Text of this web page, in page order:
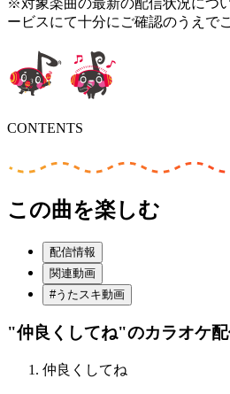
ービスにて十分にご確認のうえで
CONTENTS
この曲を楽しむ
配信情報
関連動画
#うたスキ動画
"仲良くしてね"のカラオケ
仲良くしてね